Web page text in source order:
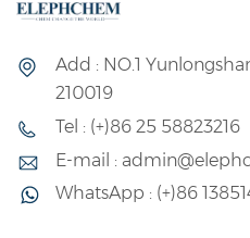
Add : NO.1
210019
Tel : (+)86 25 58823216
E-mail :
WhatsApp : (+)86